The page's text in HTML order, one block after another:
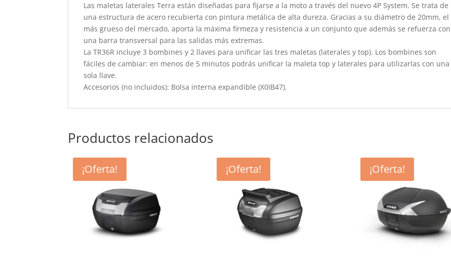
Las maletas laterales Terra están diseñadas para fijarse a la moto a través del nuevo 4P System. Se trata de
una estructura de acero recubierta con pintura metálica de alta dureza. Gracias a su diámetro de 20mm, el
más grueso del mercado, aporta la máxima firmeza y resistencia a un conjunto que además se refuerza con
una barra transversal para las salidas más extremas.
La TR36R incluye 3 bombines y 2 llaves para unificar las tres maletas (laterales y top). Los bombines son
fáciles de cambiar: en menos de 5 minutos podrás unificar la maleta top y laterales para utilizarlas con una
sola llave.
Accesorios (no incluidos): Bolsa interna expandible (X0IB47).
Productos relacionados
¡Oferta! ¡Oferta! ¡Oferta!